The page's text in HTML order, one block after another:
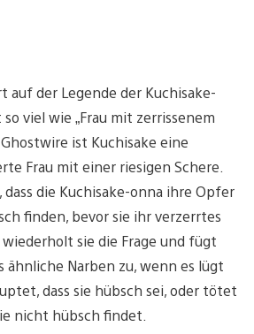
auf der Legende der Kuchisake-
viel wie „Frau mit zerrissenem
ist Kuchisake eine
Frau mit einer riesigen Schere.
dass die Kuchisake-onna ihre Opfer
finden, bevor sie ihr verzerrtes
sie die Frage und fügt
Narben zu, wenn es lügt
dass sie hübsch sei, oder tötet
nicht hübsch findet.